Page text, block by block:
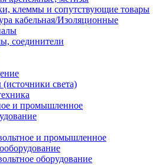
клеммы и сопутствующие товары
кабельная/Изоляционные
соединители
света)
и промышленное
и промышленное
оборудование